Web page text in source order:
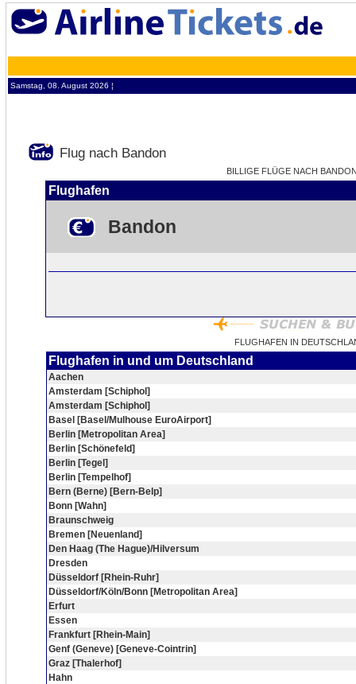
Samstag, 08. August 2026 ¦
Flug nach Bandon
BILLIGE FLÜGE NACH
Flughafen
Bandon
FLUGHAFEN IN
Flughafen in und um Deutschland
Aachen
Amsterdam [Schiphol]
Amsterdam [Schiphol]
Basel [Basel/Mulhouse EuroAirport]
Berlin [Metropolitan Area]
Berlin [Schönefeld]
Berlin [Tegel]
Berlin [Tempelhof]
Bern (Berne) [Bern-Belp]
Bonn [Wahn]
Braunschweig
Bremen [Neuenland]
Den Haag (The Hague)/Hilversum
Dresden
Düsseldorf [Rhein-Ruhr]
Düsseldorf/Köln/Bonn [Metropolitan Area]
Erfurt
Essen
Frankfurt [Rhein-Main]
Genf (Geneve) [Geneve-Cointrin]
Graz [Thalerhof]
Hahn